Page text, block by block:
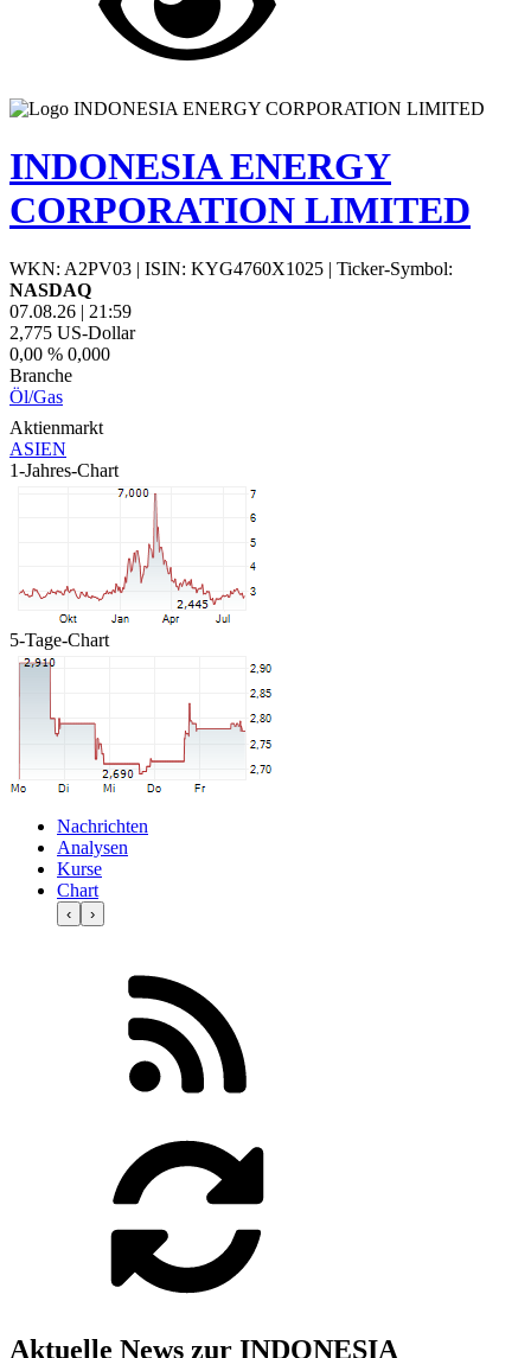
INDONESIA ENERGY
CORPORATION LIMITED
WKN: A2PV03 | ISIN: KYG4760X1025 | Ticker-Symbol:
NASDAQ
07.08.26 | 21:59
2,775 US-Dollar
0,00 % 0,000
Branche
Öl/Gas
Aktienmarkt
ASIEN
1-Jahres-Chart
5-Tage-Chart
Nachrichten
Analysen
Kurse
Chart
‹ ›
Aktuelle News zur INDONESIA